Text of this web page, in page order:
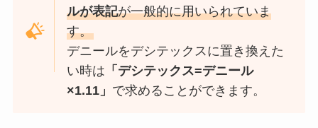
ルが表記が一般的に用いられていま
す。
デニールをデシテックスに置き換えた
い時は 「デシテックス=デニール
×1.11」 で求めることができます。